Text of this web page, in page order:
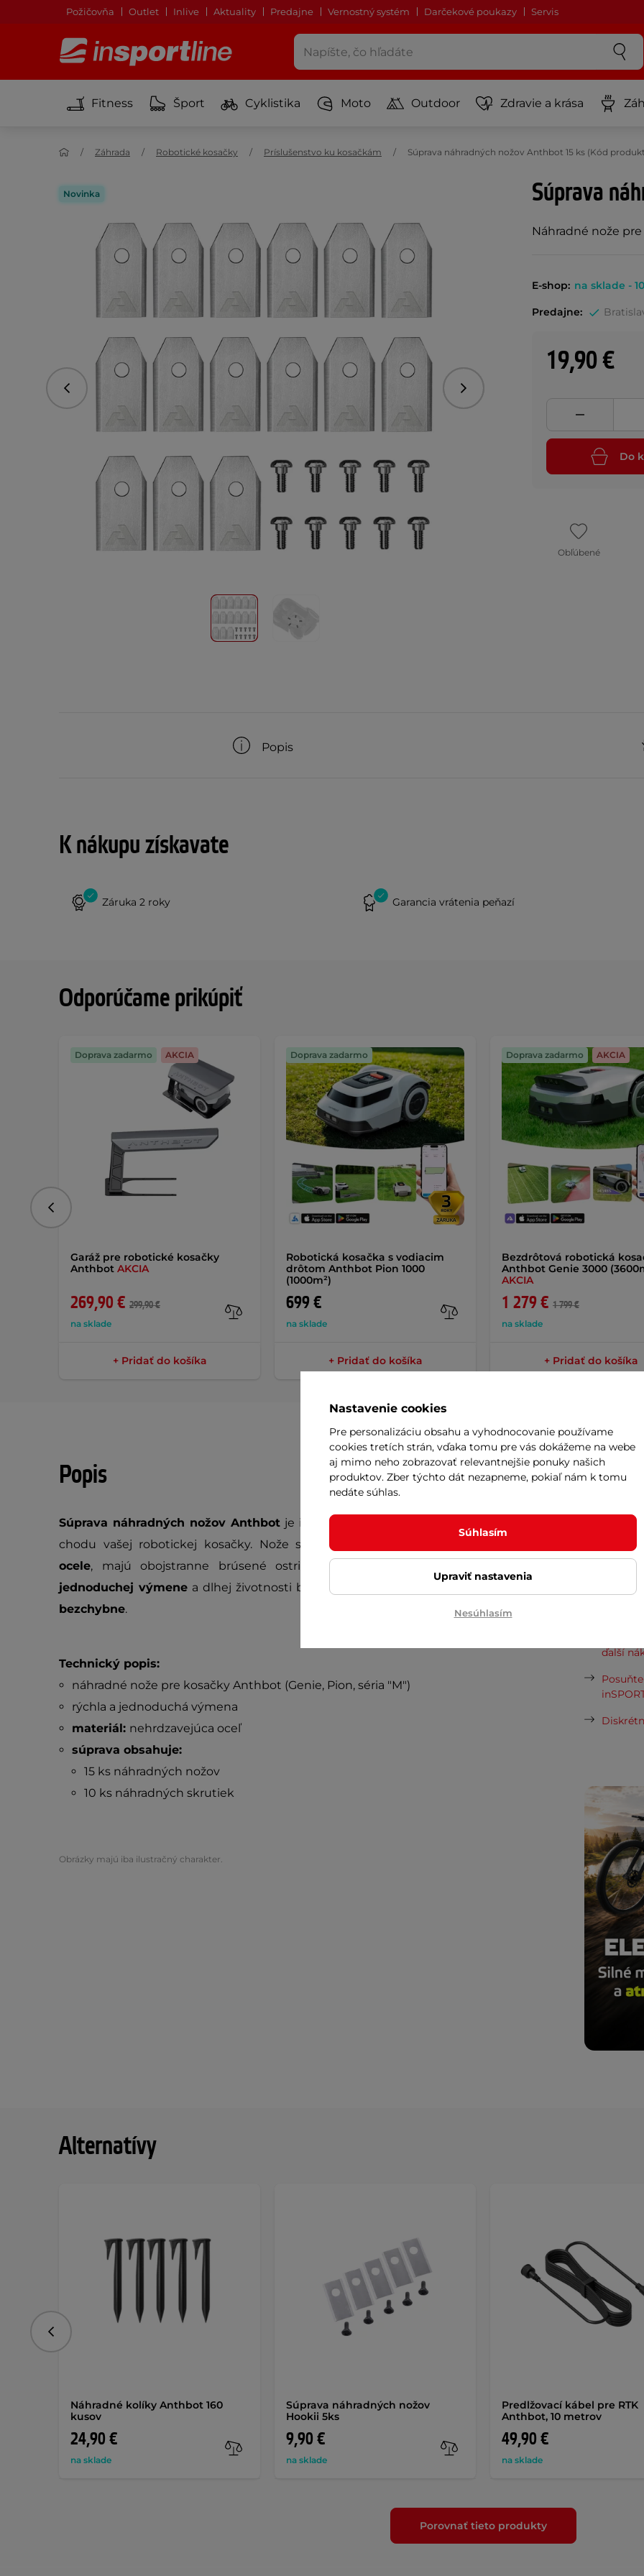
Požičovňa Outlet Inlive Aktuality Predajne Vernostný systém Darčekové poukazy Servis
Fitness Šport Cyklistika Moto Outdoor Zdravie a krása
Záhrada Robotické kosačky Príslušenstvo ku kosačkám Súprava náhradných nožov Anthbot 15 ks (Kód
Súprava
Náhradné nože
Novinka
Predchádzajúce Nasledujúce
E-shop: na sklade -
Predajne:
19,90 €
Do
Obľúbené
Popis
K nákupu získavate
Záruka 2 roky Garancia vrátenia peňazí
Odporúčame prikúpiť
Garáž pre robotické kosačky
Anthbot AKCIA
269,90 € 299,90 €
na sklade
Doprava zadarmo AKCIA
+ Pridať do košíka
Robotická kosačka s vodiacim
drôtom Anthbot Pion 1000
(1000m²)
699 €
na sklade
Doprava zadarmo
+ Pridať do košíka
Bezdrôtová robotická
Anthbot Genie 3000
AKCIA
1 279 € 1 799 €
na sklade
Doprava zadarmo AKCIA
+ Pridať do košíka
Predchádzajúce
Popis
Súprava náhradných nožov Anthbot je ideálnou voľbou na udržanie perfektného
chodu vašej robotickej kosačky. Nože sú vyrobené z
ocele, majú obojstranne brúsené ostrie a zaisťujú čistý, presný strih. Vďaka
jednoduchej výmenea dlhej životnosti bude vaša kosačka opäť kosiť
bezchybne.
Technický popis:
náhradné nože pre kosačky Anthbot (Genie, Pion, séria "M")
rýchla a jednoduchá výmena
materiál: nehrdzavejúca oceľ
súprava obsahuje:
15 ks náhradných nožov
10 ks náhradných skrutiek
Obrázky majú iba ilustračný charakter.
Vaša
Ako
ďalší
Alternatívy
Náhradné kolíky Anthbot 160
kusov
24,90 €
na sklade
Súprava náhradných nožov
Hookii 5ks
9,90 €
na sklade
Predlžovací kábel pre RTK
Anthbot, 10 metrov
49,90 €
na sklade
Predchádzajúce
Porovnať tieto produkty
Nastavenie cookies
Pre personalizáciu obsahu a vyhodnocovanie používame
cookies tretích strán, vďaka tomu pre vás dokážeme na webe
aj mimo neho zobrazovať relevantnejšie ponuky našich
produktov. Zber týchto dát nezapneme, pokiaľ nám k tomu
nedáte súhlas.
Súhlasím
Upraviť nastavenia
Nesúhlasím